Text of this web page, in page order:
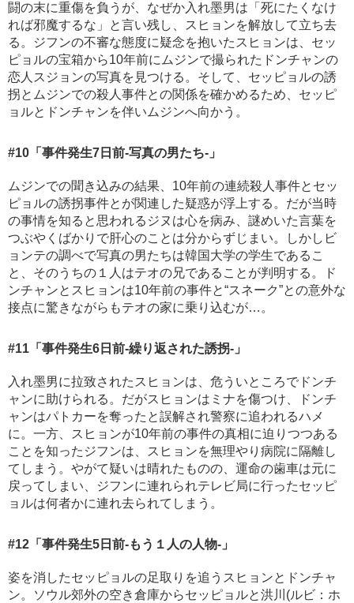
闘の末に重傷を負うが、なぜか入れ墨男は「死にたくなけ
れば邪魔するな」と言い残し、スヒョンを解放して立ち去
る。ジフンの不審な態度に疑念を抱いたスヒョンは、セッ
ピョルの宝箱から10年前にムジンで撮られたドンチャンの
恋人スジョンの写真を見つける。そして、セッピョルの誘
拐とムジンでの殺人事件との関係を確かめるため、セッピ
ョルとドンチャンを伴いムジンへ向かう。
#10 「事件発生7日前-写真の男たち-」
ムジンでの聞き込みの結果、10年前の連続殺人事件とセッ
ピョルの誘拐事件とが関連した疑惑が浮上する。だが当時
の事情を知ると思われるジヌは心を病み、謎めいた言葉を
つぶやくばかりで肝心のことは分からずじまい。しかしビ
ョンテの調べで写真の男たちは韓国大学の学生であるこ
と、そのうちの１人はテオの兄であることが判明する。ド
ンチャンとスヒョンは10年前の事件と“スネーク”との意外な
接点に驚きながらもテオの家に乗り込むが…。
#11 「事件発生6日前-繰り返された誘拐-」
入れ墨男に拉致されたスヒョンは、危ういところでドンチ
ャンに助けられる。だがスヒョンはミナを傷つけ、ドンチ
ャンはパトカーを奪ったと誤解され警察に追われるハメ
に。一方、スヒョンが10年前の事件の真相に迫りつつある
ことを知ったジフンは、スヒョンを無理やり病院に隔離し
てしまう。やがて疑いは晴れたものの、運命の歯車は元に
戻ってしまい、ジフンに連れられテレビ局に行ったセッピ
ョルは何者かに連れ去られてしまう。
#12 「事件発生5日前-もう１人の人物-」
姿を消したセッピョルの足取りを追うスヒョンとドンチャ
ン。ソウル郊外の空き倉庫からセッピョルと洪川(ルビ：ホ